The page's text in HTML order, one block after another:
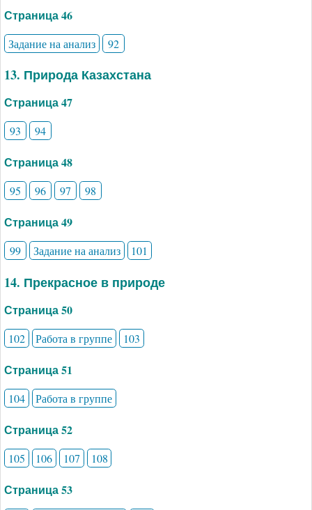
Страница 46
Задание на анализ 92
13. Природа Казахстана
Страница 47
93 94
Страница 48
95 96 97 98
Страница 49
99 Задание на анализ 101
14. Прекрасное в природе
Страница 50
102 Работа в группе 103
Страница 51
104 Работа в группе
Страница 52
105 106 107 108
Страница 53